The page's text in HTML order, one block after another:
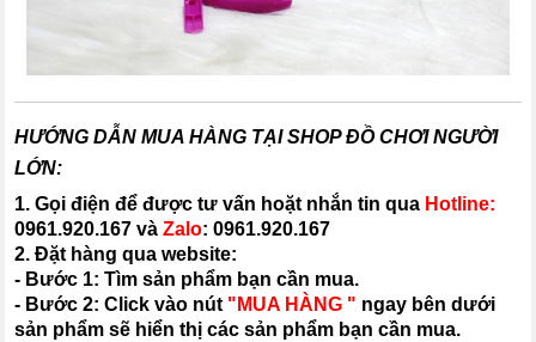
HƯỚNG DẪN MUA HÀNG TẠI SHOP ĐỒ CHƠI NGƯỜI
LỚN:
1. Gọi điện để được tư vấn hoặt nhắn tin qua Hotline:
0961.920.167 vàZalo:0961.920.167
2. Đặt hàng qua website:
- Bước 1: Tìm sản phẩm bạn cần mua.
- Bước 2: Click vào nút "MUA HÀNG " ngay bên dưới
sản phẩm sẽ hiển thị các sản phẩm bạn cần mua.